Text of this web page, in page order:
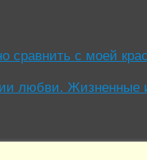
сравнить с моей
любви. Жизненные